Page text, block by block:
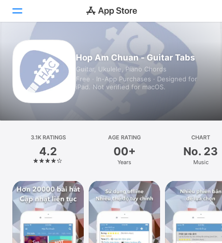
Today
Games
Apps
Platform
iPhone
iPad
Mac
Watch
TV
Hop Am Chuan - Guitar Tabs
Guitar, Ukulele, Piano Chords
Free · In-App Purchases · Designed for
iPad. Not verified for macOS.
3.1K RATINGS
4.2
AGE RATING
00+
Years
CHART
No. 23
Music